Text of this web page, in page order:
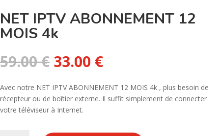
NET IPTV ABONNEMENT 12
MOIS 4k
59.00€ Le
prix
initial
était :
59.00 €.
33.00 €Le
actuel
est :
33.00 €.
Avec notre NET IPTV ABONNEMENT 12 MOIS 4k , plus besoin de
récepteur ou de boîtier externe. Il suffit simplement de connecter
votre téléviseur à Internet.